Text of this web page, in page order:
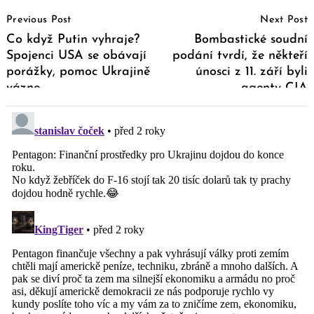
Navigation
Previous Post
Co když Putin vyhraje?
Spojenci USA se obávají
porážky, pomoc Ukrajině
vázne
Next Post
Bombastické soudní
podání tvrdí, že někteří
únosci z 11. září byli
agenty CIA